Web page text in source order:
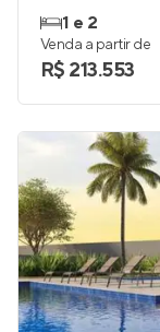
1 e 2
Venda a partir de
R$ 213.553